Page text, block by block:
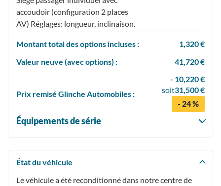
accoudoir (configuration 2 places
AV) Réglages: longueur, inclinaison.
Montant total des options incluses :
1,320 €
Valeur neuve (avec options) :
41,720 €
Prix remisé Glinche Automobiles :
- 10,220 €
soit31,500 €
- 24 %
Équipements de série
État du véhicule
Le véhicule a été reconditionné dans notre centre de